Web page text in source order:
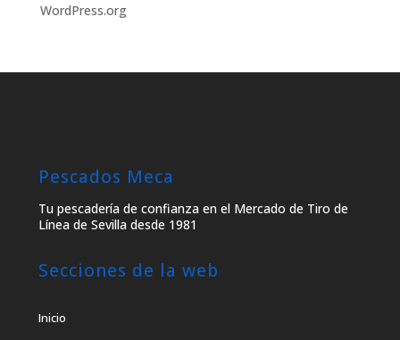
WordPress.org
Pescados Meca
Tu pescadería de confianza en el Mercado de Tiro de
Línea de Sevilla desde 1981
Secciones de la web
Inicio